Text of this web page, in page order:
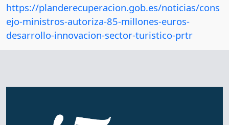
https://planderecuperacion.gob.es/noticias/cons
ejo-ministros-autoriza-85-millones-euros-
desarrollo-innovacion-sector-turistico-prtr